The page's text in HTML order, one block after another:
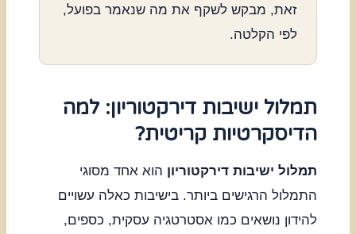
זאת, מבקש לשקף את מה שנאמר בפועל,
לפי הקלטה.
תמלול ישיבות דירקטוריון: למה
הדיסקרטיות קריטית?
תמלול ישיבות דירקטוריון הוא אחד מסוגי
התמלול הרגישים ביותר. בישיבות כאלה עשויים
להידון נושאים כמו אסטרטגיה עסקית, כספים,